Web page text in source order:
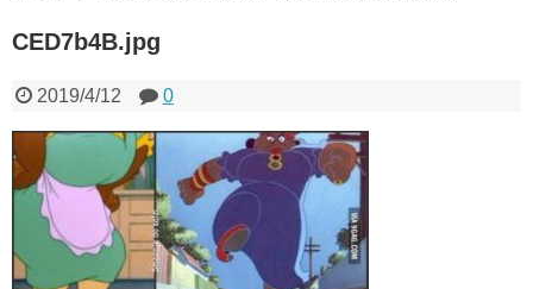
CED7b4B.jpg
2019/4/12 0